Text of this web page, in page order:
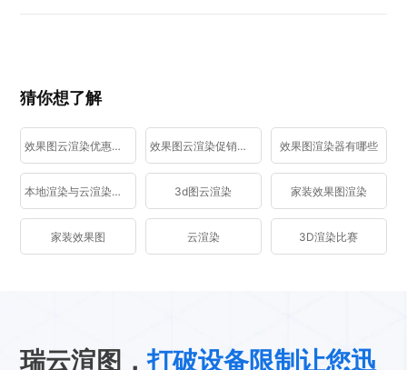
猜你想了解
效果图云渲染优惠活动 效果图云渲染促销活动 效果图渲染器有哪些
本地渲染与云渲染区别 3d图云渲染 家装效果图渲染
家装效果图 云渲染 3D渲染比赛
瑞云渲图，打破设备限制让您迅